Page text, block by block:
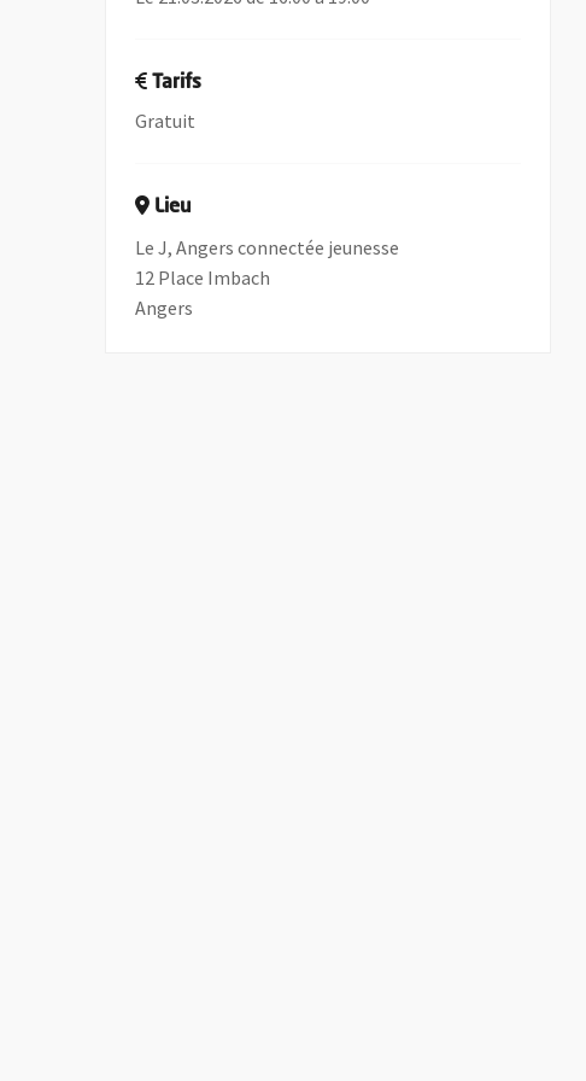
Tarifs
Gratuit
Lieu
Le J, Angers connectée jeunesse
12 Place Imbach
Angers